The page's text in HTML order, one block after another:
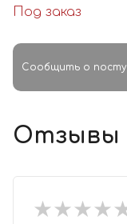
Под заказ
Сообщить о
Отзывы
★★★★
★★★★